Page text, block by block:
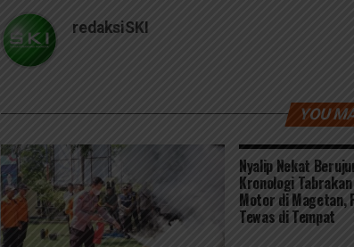
redaksiSKI
YOU
Nyalip Nekat
Kronologi
Motor di Magetan,
Tewas di Tempat